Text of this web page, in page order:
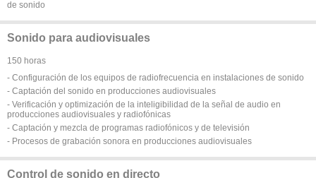
de sonido
Sonido para audiovisuales
150 horas
- Configuración de los equipos de radiofrecuencia en instalaciones de sonido
- Captación del sonido en producciones audiovisuales
- Verificación y optimización de la inteligibilidad de la señal de audio en
producciones audiovisuales y radiofónicas
- Captación y mezcla de programas radiofónicos y de televisión
- Procesos de grabación sonora en producciones audiovisuales
Control de sonido en directo